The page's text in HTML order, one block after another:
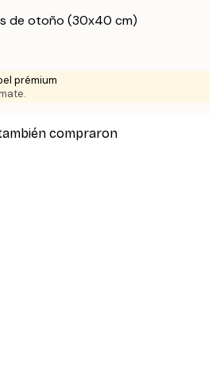
de otoño (30x40 cm)
prémium
compraron